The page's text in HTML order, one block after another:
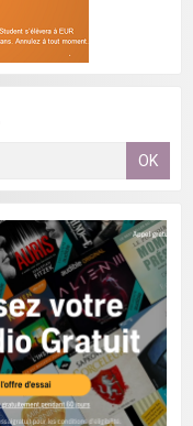
OK